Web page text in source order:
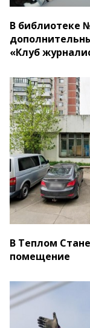
В библиотеке
«Клуб
В Теплом
помещение